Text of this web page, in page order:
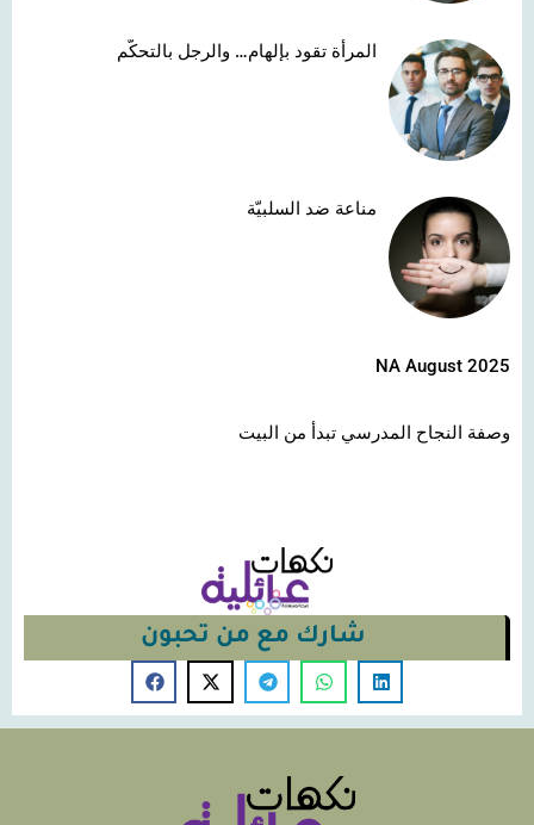
المرأة تقود بإلهام… والرجل بالتحكّم
مناعة ضد السلبيّة
NA August 2025
وصفة النجاح المدرسي تبدأ من البيت
شارك مع من تحبون